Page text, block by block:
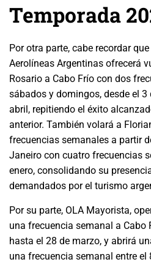
Temporada
Por otra parte, cabe recordar
Aerolíneas Argentinas ofrecerá
Rosario a Cabo Frío con dos
sábados y domingos, desde el 3
abril, repitiendo el éxito
anterior. También volará a
frecuencias semanales a partir
Janeiro con cuatro frecuencias
enero, consolidando su
demandados por el turismo
Por su parte, OLA Mayorista,
una frecuencia semanal a Cabo
hasta el 28 de marzo, y abrirá
una frecuencia semanal entre el